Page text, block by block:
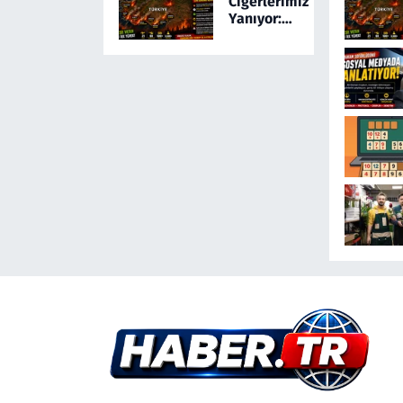
Olayda Şüpheli
Gözaltında
Yanıyor: